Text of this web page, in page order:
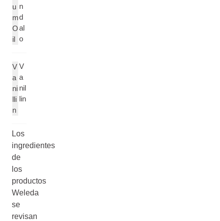
u
m
O
il
n
d
al
o
V
a
ni
lli
n
V
a
nil
lin
Los
ingredientes
de
los
productos
Weleda
se
revisan